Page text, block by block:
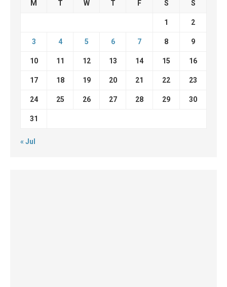
M T W T F S S
1 2
3 4 5 6 7 8 9
10 11 12 13 14 15 16
17 18 19 20 21 22 23
24 25 26 27 28 29 30
31
« Jul